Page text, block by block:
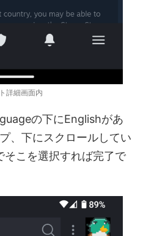
詳細画面内
の下にEnglishがあ
、下にスクロールしてい
そこを選択すれば完了で